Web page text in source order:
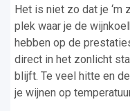
Het is niet zo dat je ‘m
plek waar je de
hebben op de
direct in het zonlicht
blijft. Te veel hitte en
je wijnen op